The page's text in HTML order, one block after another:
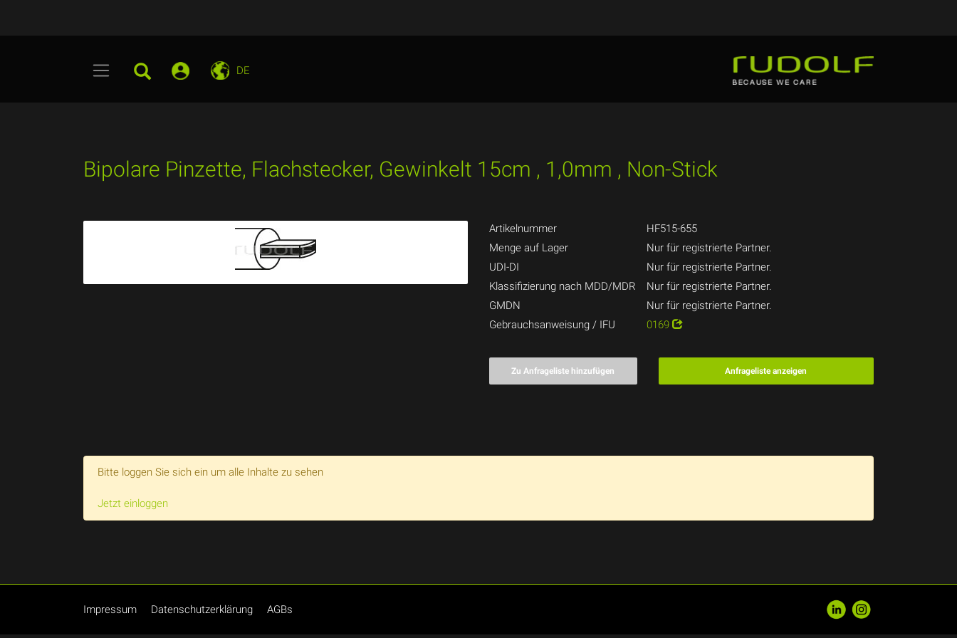
DE
Bipolare Pinzette, Flachstecker, Gewinkelt 15cm , 1,0mm , Non-Stick
Artikelnummer
HF515-655
Menge auf Lager
Nur für registrierte Partner.
UDI-DI
Nur für registrierte Partner.
Klassifizierung nach MDD/MDR
Nur für registrierte Partner.
GMDN
Nur für registrierte Partner.
Gebrauchsanweisung / IFU
0169
Zu Anfrageliste hinzufügen Anfrageliste anzeigen
Bitte loggen Sie sich ein um alle Inhalte zu sehen
Jetzt einloggen
Impressum Datenschutzerklärung AGBs